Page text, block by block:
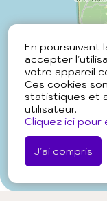
En poursuivant
accepter
votre appareil
Ces cookies
statistiques et
utilisateur.
Cliquez ici pour
J'ai compris